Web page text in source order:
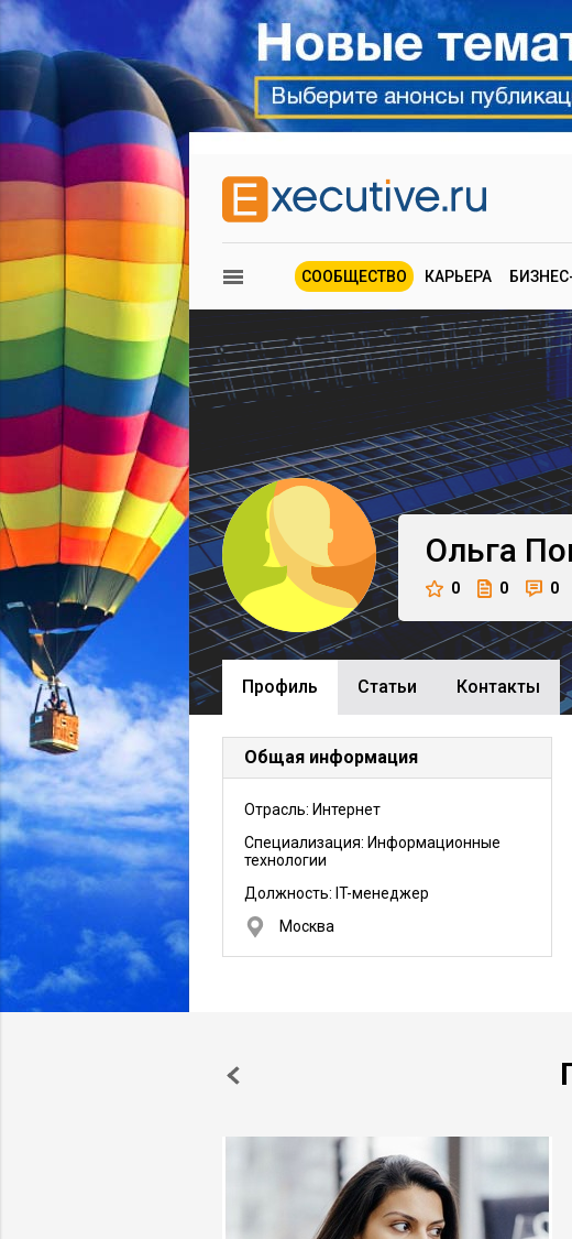
СООБЩЕСТВО КАРЬЕРА
Ольга
0 0 0
Профиль Cтатьи Контакты
Общая информация
Отрасль: Интернет
Специализация: Информационные
технологии
Должность: IT-менеджер
Москва